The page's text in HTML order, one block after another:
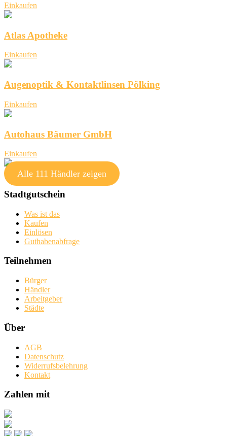
Einkaufen
Atlas Apotheke
Einkaufen
Augenoptik & Kontaktlinsen Pölking
Einkaufen
Autohaus Bäumer GmbH
Einkaufen
Alle 111 Händler zeigen
Stadtgutschein
Was ist das
Kaufen
Einlösen
Guthabenabfrage
Teilnehmen
Bürger
Händler
Arbeitgeber
Städte
Über
AGB
Datenschutz
Widerrufsbelehrung
Kontakt
Zahlen mit